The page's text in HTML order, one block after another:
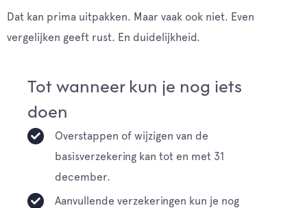
Dat kan prima uitpakken. Maar vaak ook niet. Even
vergelijken geeft rust. En duidelijkheid.
Tot wanneer kun je nog iets
doen
Overstappen of wijzigen van de
basisverzekering kan tot en met 31
december.
Aanvullende verzekeringen kun je nog